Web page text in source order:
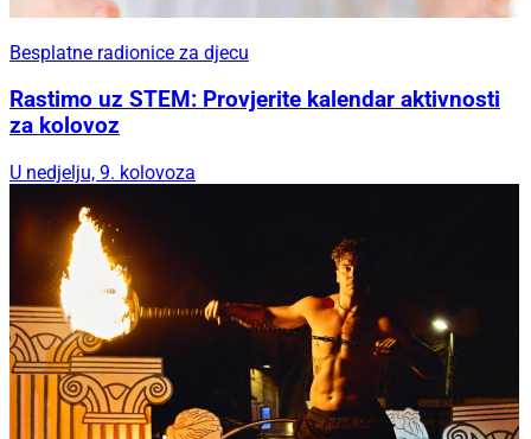
Besplatne radionice za djecu
Rastimo uz STEM: Provjerite kalendar aktivnosti
za kolovoz
U nedjelju, 9. kolovoza